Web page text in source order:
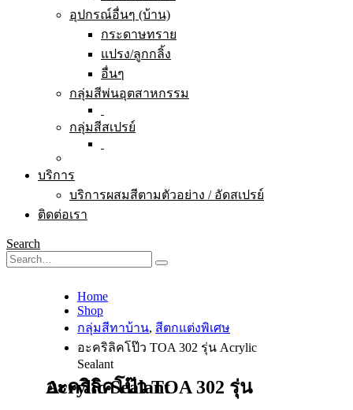
อุปกรณ์อื่นๆ (บ้าน)
กระดาษทราย
แปรง/ลูกกลิ้ง
อื่นๆ
กลุ่มสีพ่นอุตสาหกรรม
กลุ่มสีสเปรย์
บริการ
บริการผสมสีตามตัวอย่าง / อัดสเปรย์
ติดต่อเรา
Search
Home
Shop
กลุ่มสีทาบ้าน, สีตกแต่งพิเศษ
อะคริลิคโป๊ว TOA 302 รุ่น Acrylic
Sealant
อะคริลิคโป๊ว TOA 302 รุ่น Acrylic Sealant